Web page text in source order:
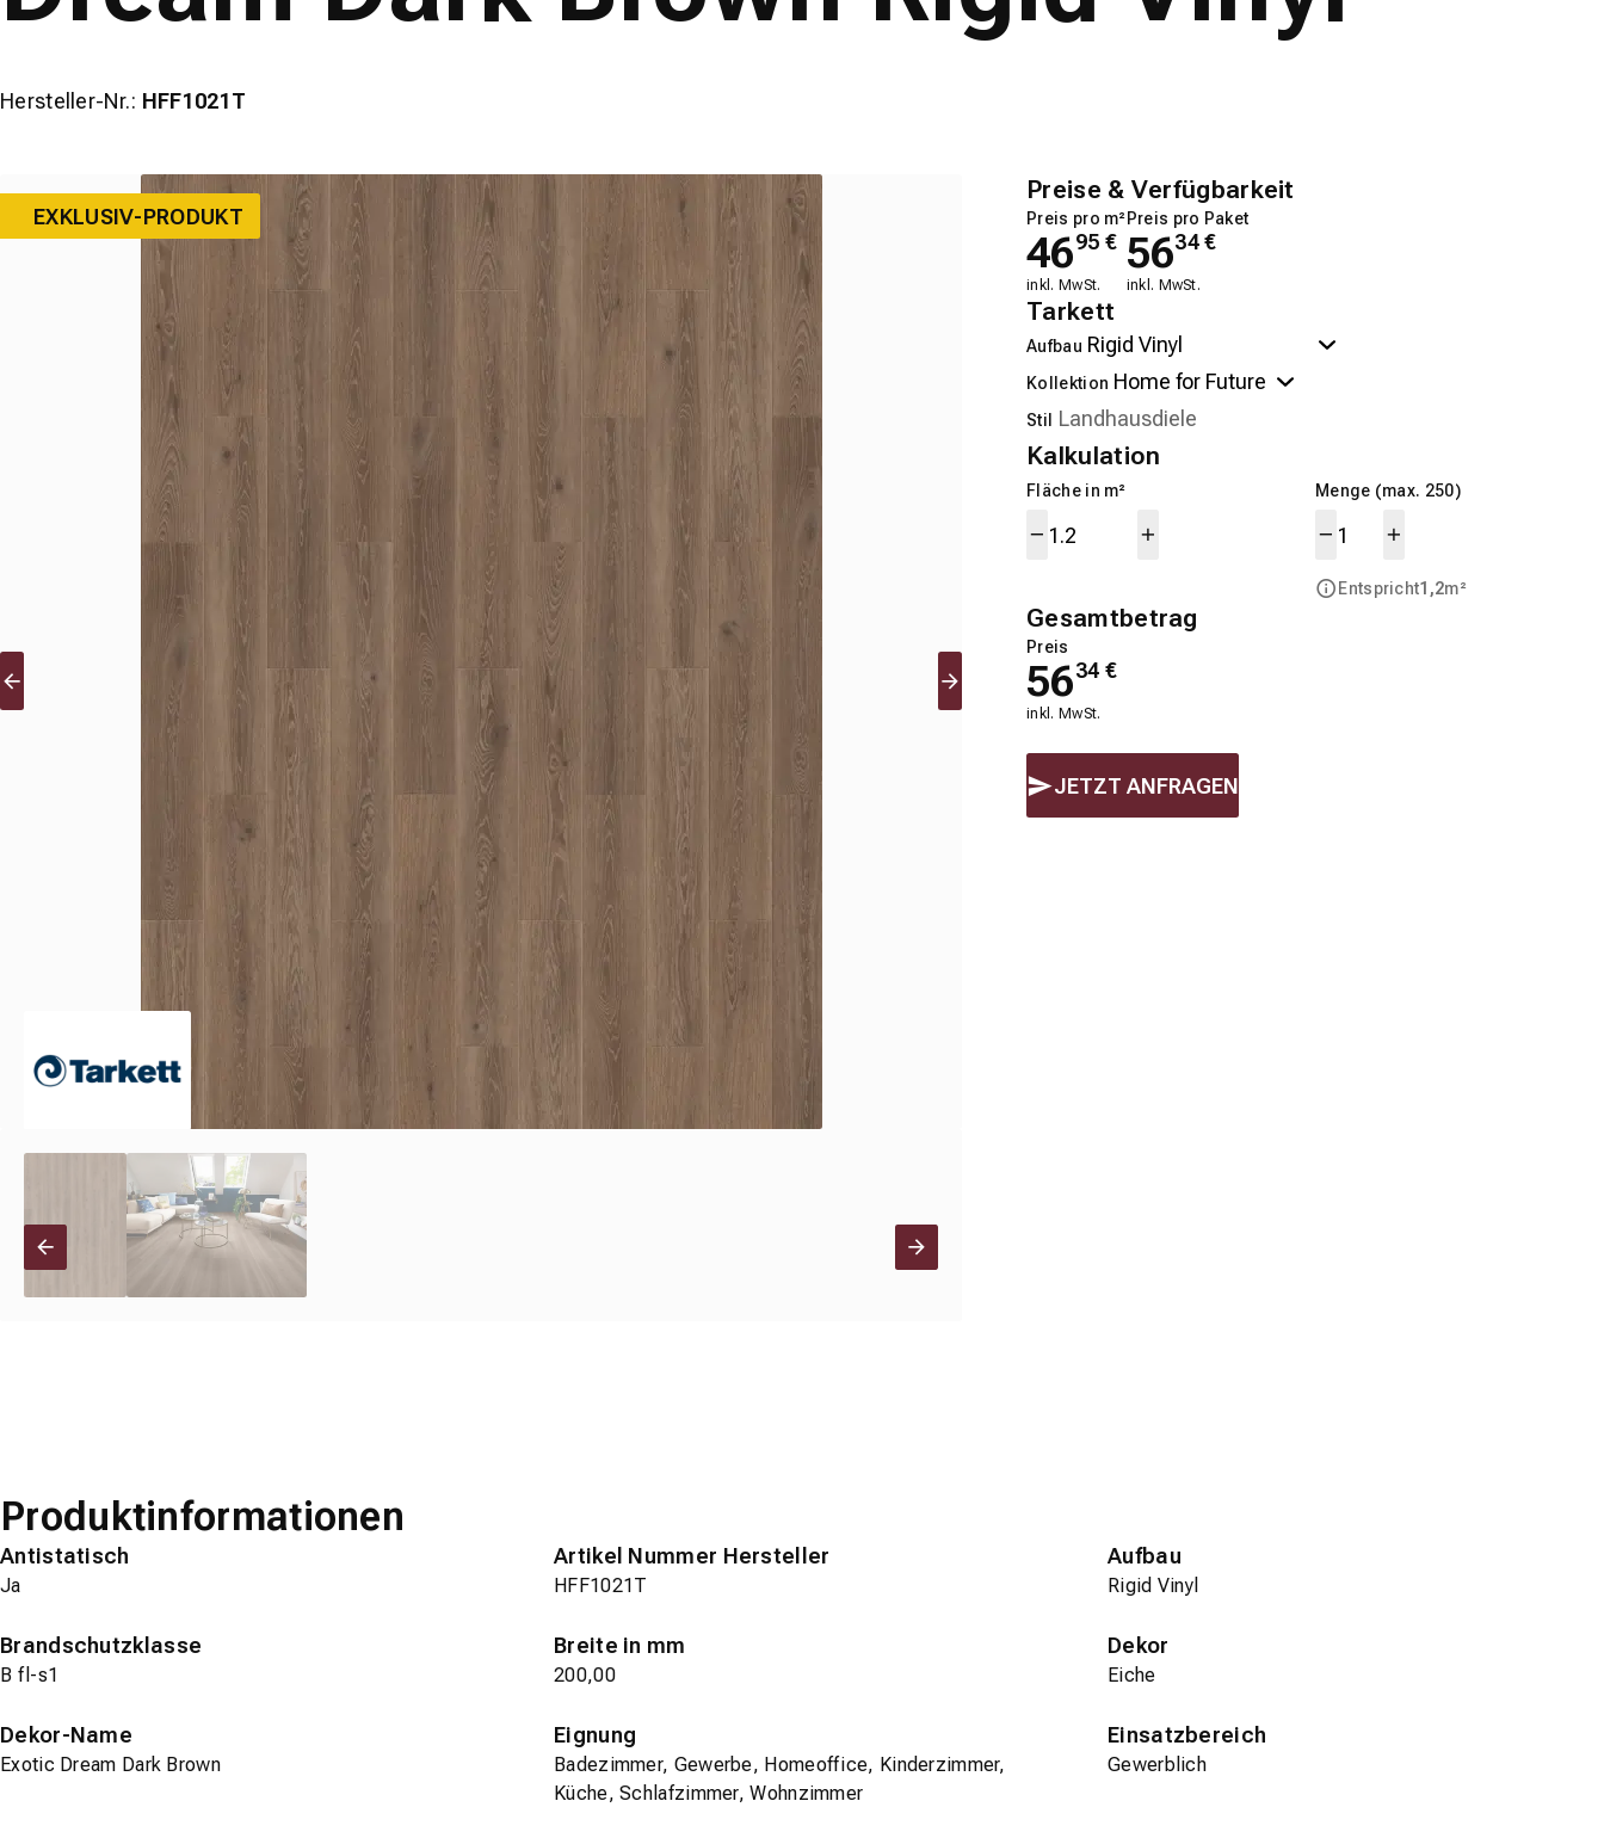
Hersteller-Nr.: HFF1021T
EXKLUSIV-PRODUKT
Preise & Verfügbarkeit
Preis pro m²
4695 €
inkl. MwSt.
Preis pro Paket
5634€
inkl. MwSt.
Tarkett
Aufbau
Kollektion
Stil
Kalkulation
Fläche in m² Menge (max. 250)
Entspricht1,2m²
Gesamtbetrag
Preis
5634 €
inkl. MwSt.
JETZT ANFRAGEN
Produktinformationen
Antistatisch
Ja
Artikel Nummer Hersteller
HFF1021T
Aufbau
Rigid Vinyl
Brandschutzklasse
B fl-s1
Breite in mm
200,00
Dekor
Eiche
Dekor-Name
Exotic Dream Dark Brown
Eignung
Badezimmer, Gewerbe, Homeoffice, Kinderzimmer,
Küche, Schlafzimmer, Wohnzimmer
Einsatzbereich
Gewerblich